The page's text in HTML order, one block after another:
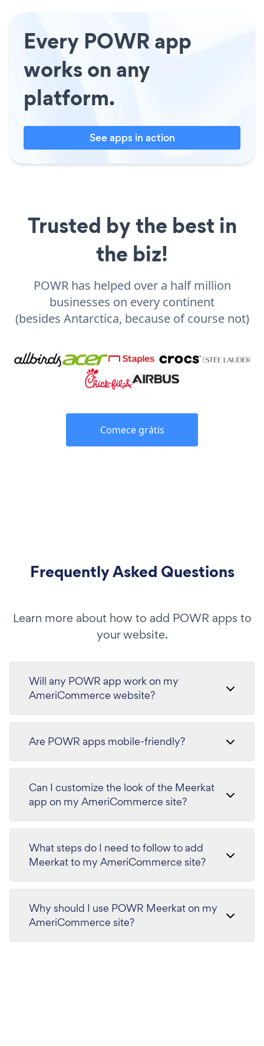
Every POWR app
works on any
platform.
See apps in action
Trusted by the best in
the biz!
POWR has helped over a half million
businesses on every continent
(besides Antarctica, because of course not)
Comece grátis
Frequently Asked Questions
Learn more about how to add POWR apps to
your website.
Will any POWR app work on my
AmeriCommerce website?
Are POWR apps mobile-friendly?
Can I customize the look of the Meerkat
app on my AmeriCommerce site?
What steps do I need to follow to add
Meerkat to my AmeriCommerce site?
Why should I use POWR Meerkat on my
AmeriCommerce site?